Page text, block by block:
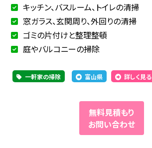
キッチン、バスルーム、トイレの清掃
窓ガラス、玄関周り、外回りの清掃
ゴミの片付けと整理整頓
庭やバルコニーの掃除
一軒家の掃除 富山県 詳しく見る
無料見積もり
お問い合わせ